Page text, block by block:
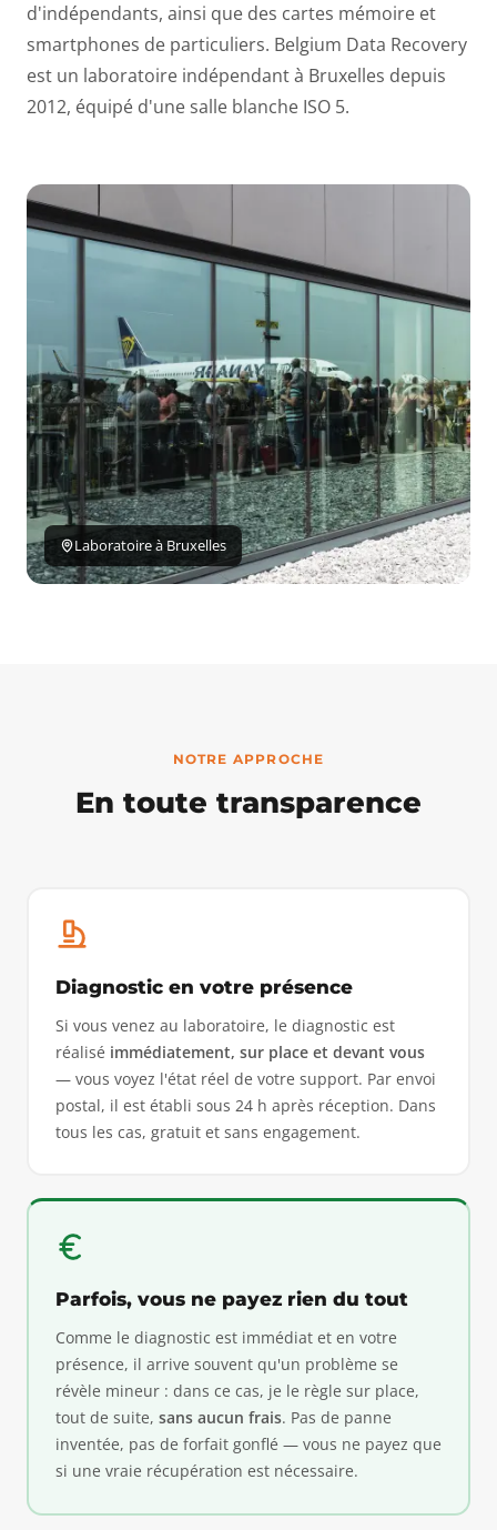
d'indépendants, ainsi que des cartes mémoire et
smartphones de particuliers. Belgium Data Recovery
est un laboratoire indépendant à Bruxelles depuis
2012, équipé d'une salle blanche ISO 5.
Laboratoire à Bruxelles
NOTRE APPROCHE
En toute transparence
Diagnostic en votre présence
Si vous venez au laboratoire, le diagnostic est
réalisé immédiatement, sur place et devant vous
— vous voyez l'état réel de votre support. Par envoi
postal, il est établi sous 24 h après réception. Dans
tous les cas, gratuit et sans engagement.
Parfois, vous ne payez rien du tout
Comme le diagnostic est immédiat et en votre
présence, il arrive souvent qu'un problème se
révèle mineur : dans ce cas, je le règle sur place,
tout de suite, sans aucun frais. Pas de panne
inventée, pas de forfait gonflé — vous ne payez que
si une vraie récupération est nécessaire.